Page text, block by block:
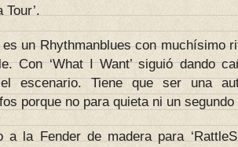
Tour’.
es un Rhythmanblues con muchísimo
Con ‘What I Want’ siguió dando
escenario. Tiene que ser una
porque no para quieta ni un
a la Fender de madera para